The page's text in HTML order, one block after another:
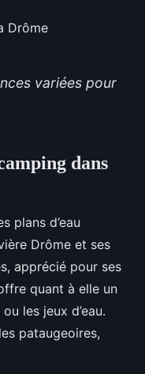
variées pour
dans
plans d’eau
Drôme et ses
apprécié pour ses
quant à elle un
les jeux d’eau.
pataugeoires,